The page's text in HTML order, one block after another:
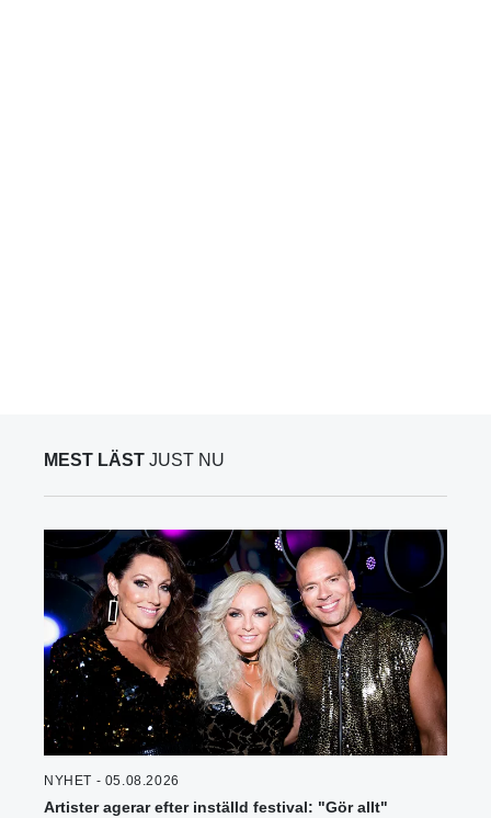
MEST LÄST JUST NU
NYHET - 05.08.2026
Artister agerar efter inställd festival: "Gör allt"